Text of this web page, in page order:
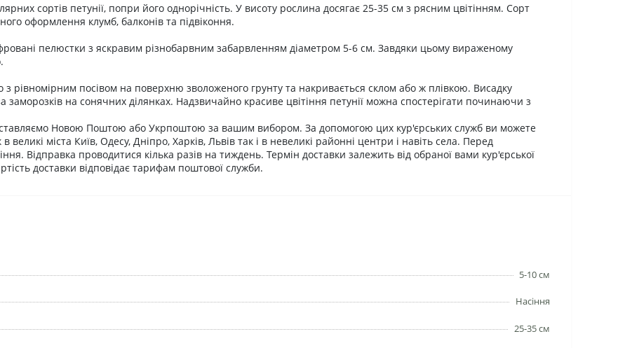
сортів петунії, попри його однорічність. У висоту рослина досягає 25-35 см з рясним цвітінням. Сорт
оформлення клумб, балконів та підвіконня.
пелюстки з яскравим різнобарвним забарвленням діаметром 5-6 см. Завдяки цьому вираженому
з рівномірним посівом на поверхню зволоженого грунту та накривається склом або ж плівкою. Висадку
заморозків на сонячних ділянках. Надзвичайно красиве цвітіння петунії можна спостерігати починаючи з
Новою Поштою або Укрпоштою за вашим вибором. За допомогою цих кур'єрських служб ви можете
міста Київ, Одесу, Дніпро, Харків, Львів так і в невеликі районні центри і навіть села. Перед
Відправка проводитися кілька разів на тиждень. Термін доставки залежить від обраної вами кур'єрської
доставки відповідає тарифам поштової служби.
5-10 см
Насіння
25-35 см